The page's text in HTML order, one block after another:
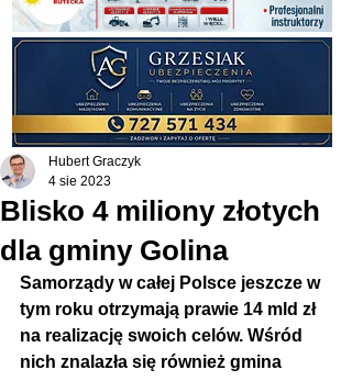
Blisko 4 miliony złotych
dla gminy Golina
Hubert Graczyk
4 sie 2023
Samorządy w całej Polsce jeszcze w
tym roku otrzymają prawie 14 mld zł
na realizację swoich celów. Wśród
nich znalazła się również gmina